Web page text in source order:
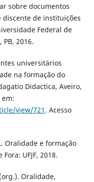
sobre documentos
de instituições
Federal de
2016.
universitários
na formação do
Didactica, Aveiro,
em:
view/721 . Acesso
Oralidade e formação
UFJF, 2018.
(org.). Oralidade,